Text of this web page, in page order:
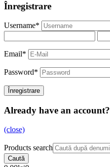
Înregistrare
Username*
Email*
Password*
Already have an account?
(close)
Products search
Caută